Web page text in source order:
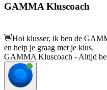
GAMMA Kluscoach
👋Hoi klusser, ik ben de
en help je graag met je klus.
GAMMA Kluscoach - Altijd